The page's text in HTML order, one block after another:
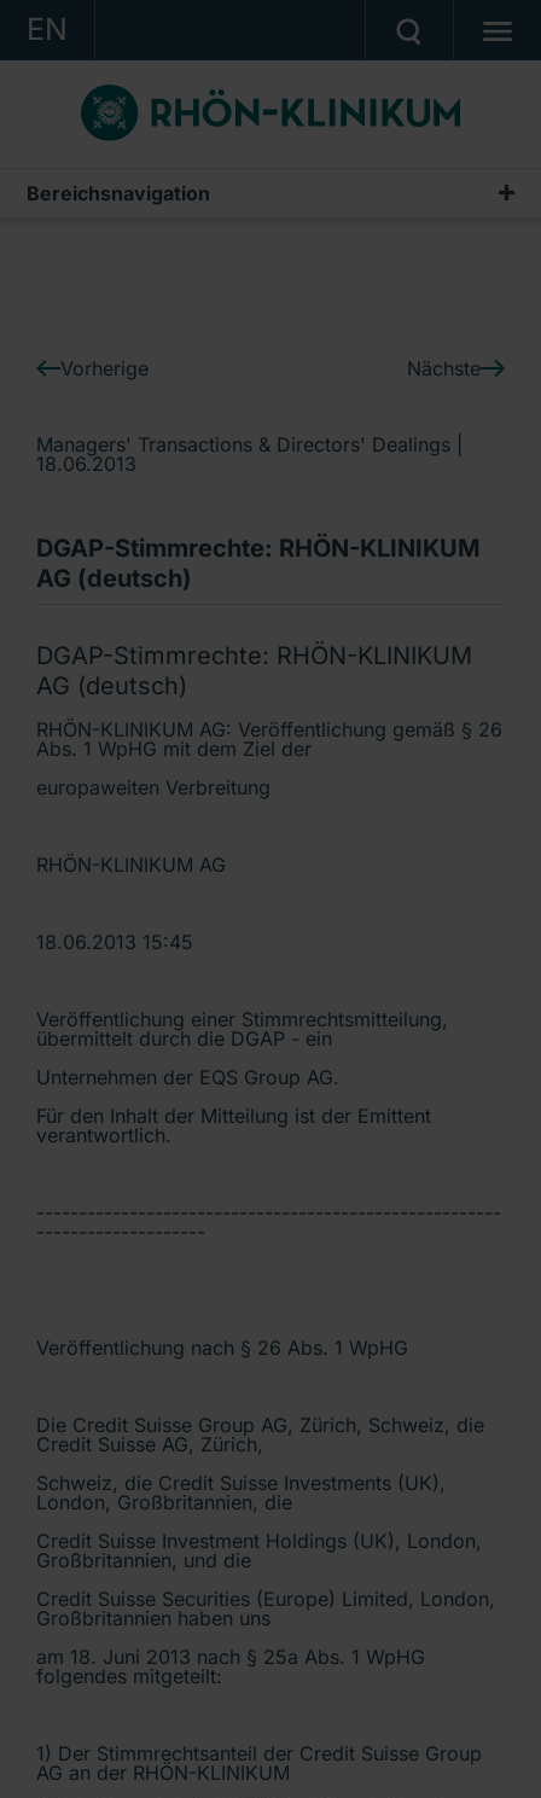
EN
KONZERN
KLINIKEN
KARRIERE
Ein Unternehmen der RHÖN-KLINIKUM AG
Bereichsnavigation
IR-News
Vorherige Nächste
Managers' Transactions & Directors' Dealings |
18.06.2013
DGAP-Stimmrechte: RHÖN-KLINIKUM
AG (deutsch)
DGAP-Stimmrechte: RHÖN-KLINIKUM
AG (deutsch)
RHÖN-KLINIKUM AG: Veröffentlichung gemäß § 26
Abs. 1 WpHG mit dem Ziel der
europaweiten Verbreitung
RHÖN-KLINIKUM AG
18.06.2013 15:45
Veröffentlichung einer Stimmrechtsmitteilung,
übermittelt durch die DGAP - ein
Unternehmen der EQS Group AG.
Für den Inhalt der Mitteilung ist der Emittent
verantwortlich.
-------------------------------------------------------
--------------------
Veröffentlichung nach § 26 Abs. 1 WpHG
Die Credit Suisse Group AG, Zürich, Schweiz, die
Credit Suisse AG, Zürich,
Schweiz, die Credit Suisse Investments (UK),
London, Großbritannien, die
Credit Suisse Investment Holdings (UK), London,
Großbritannien, und die
Credit Suisse Securities (Europe) Limited, London,
Großbritannien haben uns
am 18. Juni 2013 nach § 25a Abs. 1 WpHG
folgendes mitgeteilt:
1) Der Stimmrechtsanteil der Credit Suisse Group
AG an der RHÖN-KLINIKUM